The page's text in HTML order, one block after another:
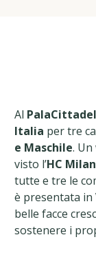
Al
Italia per tre
e Maschile.
visto l’HC
tutte e tre le
è presentata in
belle facce
sostenere i